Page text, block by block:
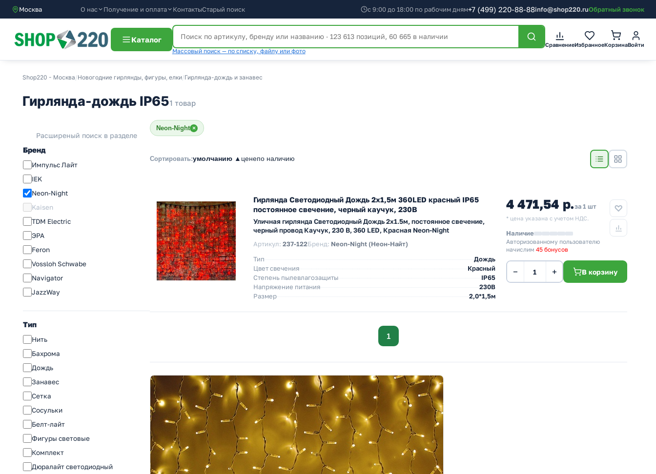
Москва О нас Получение и оплата КонтактыСтарый поиск с 9:00 до 18:00 по рабочим дням+7 (499) 220-88-88info@shop220.ruОбратный звонок
Каталог
Массовый поиск — по списку, файлу или фото
СравнениеИзбранноеКорзинаВойти
Shop220 - Москва/Новогодние гирлянды, фигуры, елки/Гирлянда-дождь и занавес
Гирлянда-дождь IP651 товар
Расширеный поиск в разделе
Бренд
Импульс Лайт
IEK
Neon-Night
Kaisen
TDM Electric
ЭРА
Feron
Vossloh Schwabe
Navigator
JazzWay
Тип
Нить
Бахрома
Дождь
Занавес
Сетка
Сосульки
Белт-лайт
Фигуры световые
Комплект
Дюралайт светодиодный
Neon-Night ×
Сортировать:умолчанию ▲ ценепо наличию
Гирлянда Светодиодный Дождь 2x1,5м 360LED красный IP65
постоянное свечение, черный каучук, 230В
Уличная гирлянда Светодиодный Дождь 2х1.5м, постоянное свечение,
черный провод Каучук, 230 В, 360 LED, Красная Neon-Night
Артикул: 237-122Бренд: Neon-Night (Неон-Найт)
Тип
Дождь
Цвет свечения
Красный
Степень пылевлагозащиты
IP65
Напряжение питания
230В
Размер
2,0*1,5м
4 471,54 р.за 1 шт
* цена указана с учетом НДС.
Наличие
Авторизованному пользователю
начислим 45 бонусов
− + В корзину
1